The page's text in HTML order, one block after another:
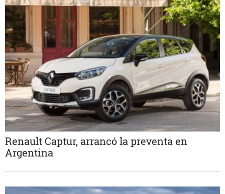
Renault Captur, arrancó la preventa en
Argentina